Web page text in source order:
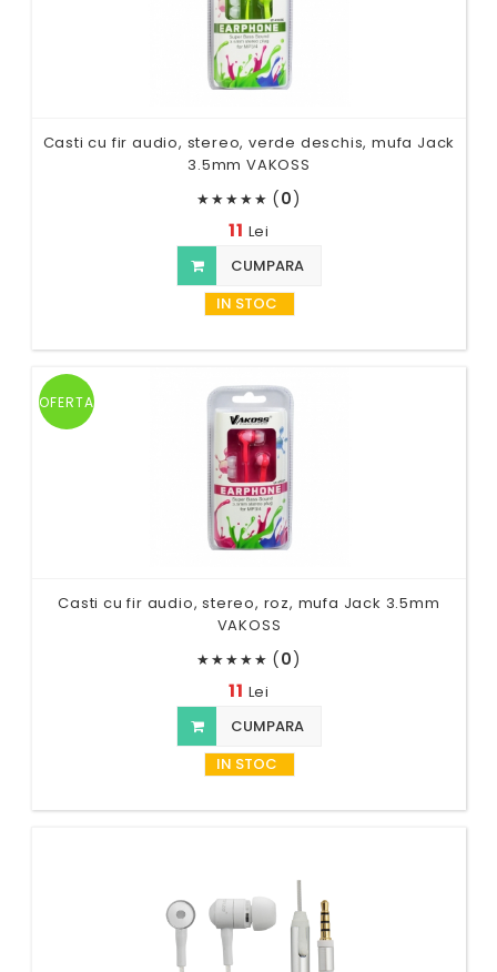
Casti cu fir audio, stereo, verde deschis, mufa Jack
3.5mm VAKOSS
★★★★★ (0)
11 Lei
CUMPARA
IN STOC
OFERTA
Casti cu fir audio, stereo, roz, mufa Jack 3.5mm
VAKOSS
★★★★★ (0)
11 Lei
CUMPARA
IN STOC